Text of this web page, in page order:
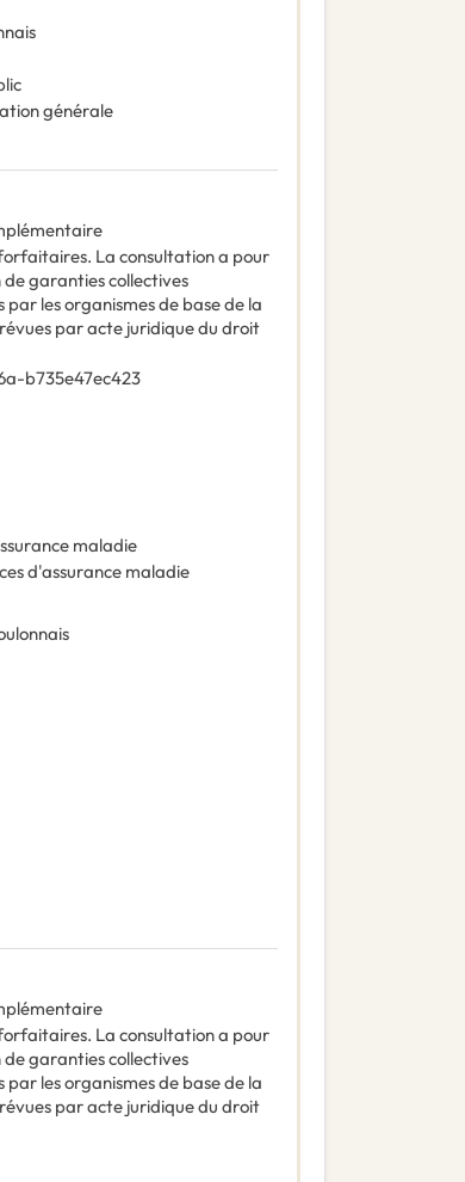
générale
La consultation a pour
garanties collectives
les organismes de base de la
par acte juridique du droit
b735e47ec423
maladie
d'assurance maladie
La consultation a pour
garanties collectives
les organismes de base de la
par acte juridique du droit